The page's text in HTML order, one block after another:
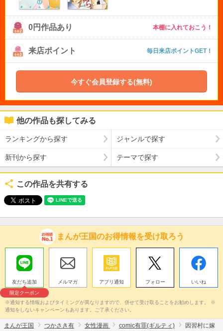
0円作品あり 本棚に入れておこう！
来店ポイント 毎日来店ポイントGET！
今すぐ会員登録する(無料)
他の作品も探してみる
ランキングから探す ジャンルで探す
新刊から探す テーマで探す
この作品を共有する
まんが王国のお得情報を受け取ろう
友だち追加
限定クーポン
メルマガ アプリ通知 フォロー いいね
※通知する情報およびタイミングが異なりますので、併せて受け取ることをお勧めします。 ※
通知をしないキャンペーンもあります。ご了承ください。
まんが王国 つかさき有 女性漫画 comic有罪(ギルティ) 因習村に嫁